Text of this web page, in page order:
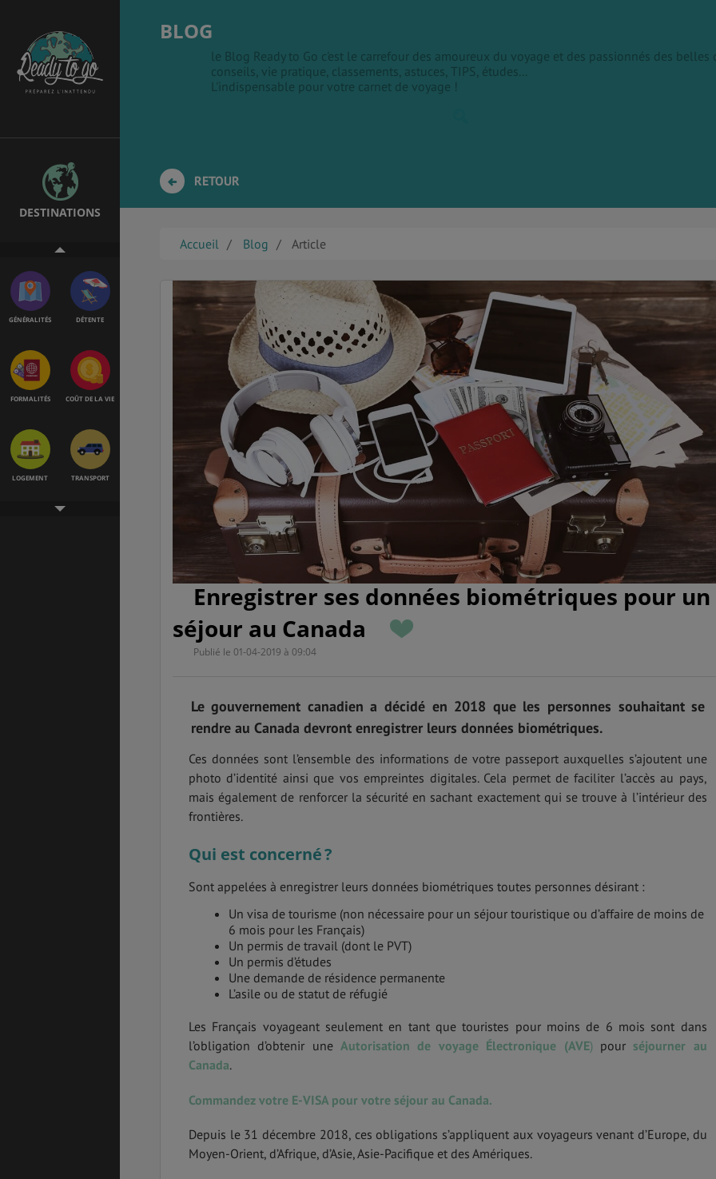
DESTINATIONS
EMPLOIS &
STAGES
BONS PLANS
GÉNÉRALITÉS DÉTENTE
FORMALITÉS COÛT DE LA VIE
LOGEMENT TRANSPORT
BLOG
le Blog Ready to Go c'est le carrefour des amoureux du voyage et des passionnés des belles
conseils, vie pratique, classements, astuces, TIPS, études...
L'indispensable pour votre carnet de voyage !
RETOUR
Accueil Blog Article
Enregistrer ses données biométriques pour un
séjour au Canada
Publié le 01-04-2019 à 09:04
Le gouvernement canadien a décidé en 2018 que les personnes souhaitant se
rendre au Canada devront enregistrer leurs données biométriques.
Ces données sont l’ensemble des informations de votre passeport auxquelles s’ajoutent une
photo d’identité ainsi que vos empreintes digitales. Cela permet de faciliter l’accès au pays,
mais également de renforcer la sécurité en sachant exactement qui se trouve à l’intérieur des
frontières.
Qui est concerné ?
Sont appelées à enregistrer leurs données biométriques toutes personnes désirant :
Un visa de tourisme (non nécessaire pour un séjour touristique ou d’affaire de moins de
6 mois pour les Français)
Un permis de travail (dont le PVT)
Un permis d’études
Une demande de résidence permanente
L’asile ou de statut de réfugié
Les Français voyageant seulement en tant que touristes pour moins de 6 mois sont dans
l’obligation d’obtenir uneAutorisation de voyage Électronique (AVE)pour séjourner au
Canada.
Commandez votre E-VISA pour votre séjour au Canada.
Depuis le 31 décembre 2018, ces obligations s’appliquent aux voyageurs venant d’Europe, du
Moyen-Orient, d’Afrique, d’Asie, Asie-Pacifique et des Amériques.